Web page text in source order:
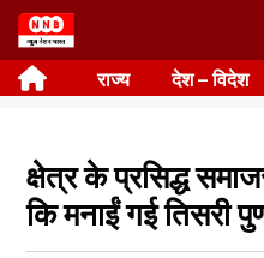
Skip
to
content राज्य देश – विदेश
क्षेत्र के प्रसिद्ध
कि मनाईं गई तिसरी